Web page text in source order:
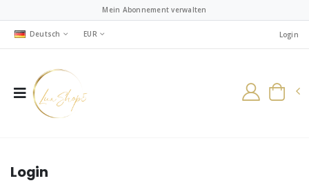
Mein Abonnement verwalten
Deutsch EUR Login
Login